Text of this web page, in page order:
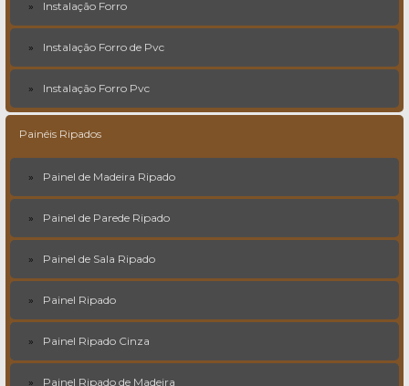
Instalação Forro
Instalação Forro de Pvc
Instalação Forro Pvc
Painéis Ripados
Painel de Madeira Ripado
Painel de Parede Ripado
Painel de Sala Ripado
Painel Ripado
Painel Ripado Cinza
Painel Ripado de Madeira